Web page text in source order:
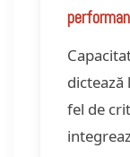
dictează
fel de